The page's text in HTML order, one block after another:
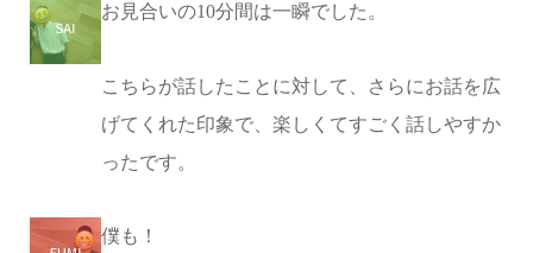
お見合いの10分間は一瞬でした。
こちらが話したことに対して、さらにお話を広
げてくれた印象で、楽しくてすごく話しやすか
ったです。
僕も！